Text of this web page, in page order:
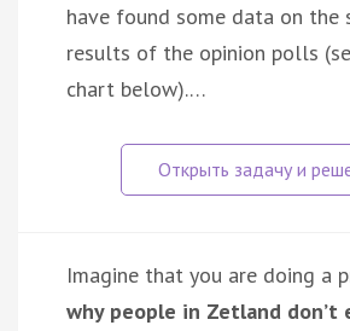
have found some data on the
results of the opinion polls
chart below).…
Imagine that you are doing a
why people in Zetland don’t